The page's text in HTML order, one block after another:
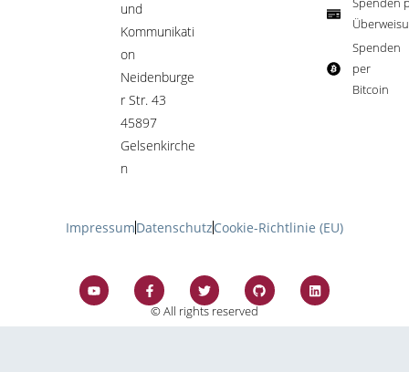
und
Kommunikati
on
Neidenburge
r Str. 43
45897
Gelsenkirche
n
Spenden
per
Bitcoin​
ImpressumDatenschutzCookie-Richtlinie (EU)
© All rights reserved